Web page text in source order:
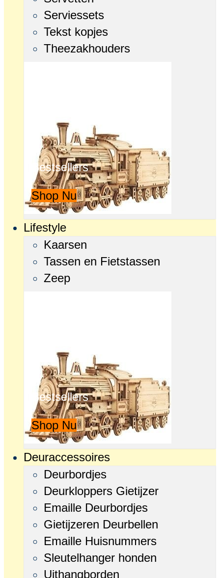
Serviessets
Tekst kopjes
Theezakhouders
Bestsellers
Shop Nu
Lifestyle
Kaarsen
Tassen en Fietstassen
Zeep
Bestsellers
Shop Nu
Deuraccessoires
Deurbordjes
Deurkloppers Gietijzer
Emaille Deurbordjes
Gietijzeren Deurbellen
Emaille Huisnummers
Sleutelhanger honden
Uithangborden